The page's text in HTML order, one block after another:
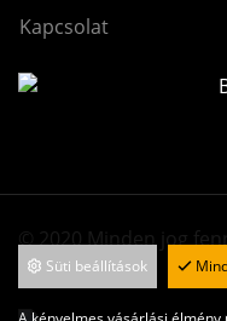
Kapcsolat
© 2020 Minden jog
Süti beállítások